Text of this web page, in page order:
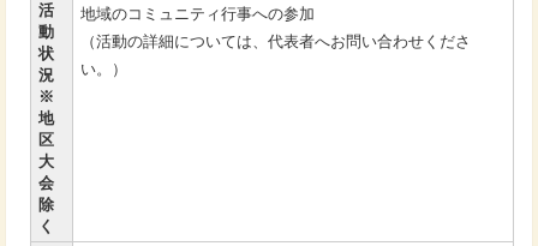
活
動
状
況
※
地
区
大
会
除
く
地域のコミュニティ行事への参加
（活動の詳細については、代表者へお問い合わせくださ
い。）